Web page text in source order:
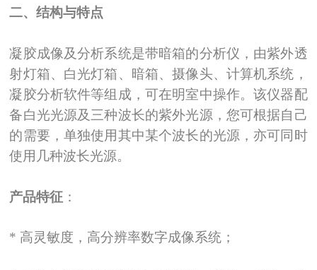
二、结构与特点
凝胶成像及分析系统是带暗箱的分析仪，由紫外透
射灯箱、白光灯箱、暗箱、摄像头、计算机系统，
凝胶分析软件等组成，可在明室中操作。该仪器配
备白光光源及三种波长的紫外光源，您可根据自己
的需要，单独使用其中某个波长的光源，亦可同时
使用几种波长光源。
产品特征 ：
* 高灵敏度，高分辨率数字成像系统；